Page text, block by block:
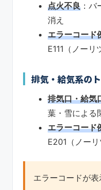
点火不良 ：
消え
エラーコード
E111（ノーリ
排気・給気系の
排気口・給気
葉・雪による
エラーコード
E201（ノーリ
エラーコードが